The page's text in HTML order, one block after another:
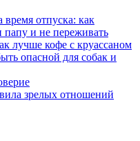
отпуска: как
папу и не переживать
лучше кофе с круассаном
опасной для собак и
зрелых отношений